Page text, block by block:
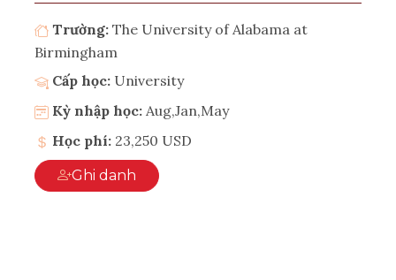
Trường: The University of Alabama at
Birmingham
Cấp học: University
Kỳ nhập học: Aug,Jan,May
Học phí: 23,250 USD
Ghi danh